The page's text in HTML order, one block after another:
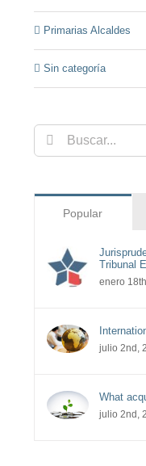
Primarias Alcaldes
Sin categoría
Buscar:
Popular
Tribunal
enero
julio 2nd,
What
julio 2nd,